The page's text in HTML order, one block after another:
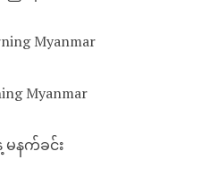
Myanmar
Myanmar
နက်ခင်း